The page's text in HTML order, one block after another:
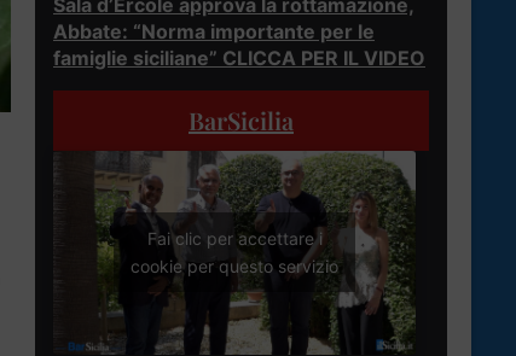
Abbate: “Norma importante per le
famiglie siciliane” CLICCA PER IL VIDEO
BarSicilia
Fai clic per accettare i
cookie per questo servizio